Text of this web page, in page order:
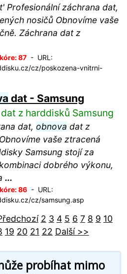
Profesionální záchrana dat,
nosičů Obnovíme vaše
Záchrana dat z
87- URL:
cz/poskozena-vnitrni-
dat - Samsung
dat z harddisků Samsung
dat, obnova dat z
vaše ztracená
Samsung stojí za
dobrého výkonu,
...
86- URL:
cz/samsung.asp
2 3 4 5 6 7 8 9 10
19 20 21 22 Další >>
probíhat mimo